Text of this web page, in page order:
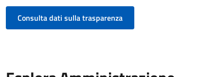
Consulta dati sulla trasparenza